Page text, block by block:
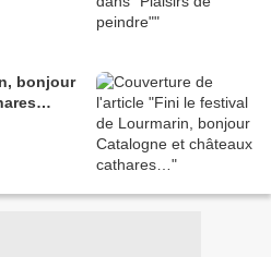
bonjour